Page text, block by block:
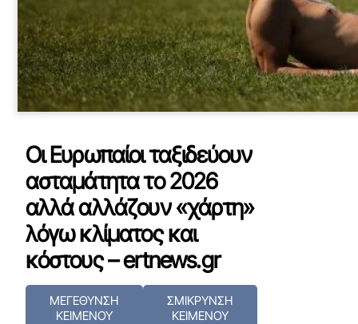
Οι Ευρωπαίοι ταξιδεύουν
ασταμάτητα το 2026
αλλά αλλάζουν «χάρτη»
λόγω κλίματος και
κόστους – ertnews.gr
ΜΕΓΕΘΥΝΣΗ
ΚΕΙΜΕΝΟΥ
ΣΜΙΚΡΥΝΣΗ
ΚΕΙΜΕΝΟΥ